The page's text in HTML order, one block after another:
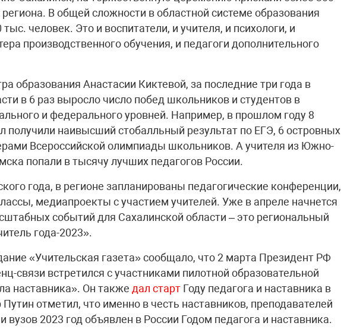
региона. В общей сложности в областной системе образования
тыс. человек. Это и воспитатели, и учителя, и психологи, и
производственного обучения, и педагоги дополнительного
образования Анастасии Киктевой, за последние три года в
в 6 раз выросло число побед школьников и студентов в
и федерального уровней. Например, в прошлом году 8
получили наивысший стобалльный результат по ЕГЭ, 6 островных
Всероссийской олимпиады школьников. А учителя из Южно-
попали в тысячу лучших педагогов России.
года, в регионе запланированы педагогические конференции,
медиапроекты с участием учителей. Уже в апреле начнется
событий для Сахалинской области – это региональный
года-2023».
«Учительская газета» сообщало, что 2 марта Президент РФ
связи встретился с участниками пилотной образовательной
наставника». Он также дал старт Году педагога и наставника в
отметил, что именно в честь наставников, преподавателей
вузов 2023 год объявлен в России Годом педагога и наставника.